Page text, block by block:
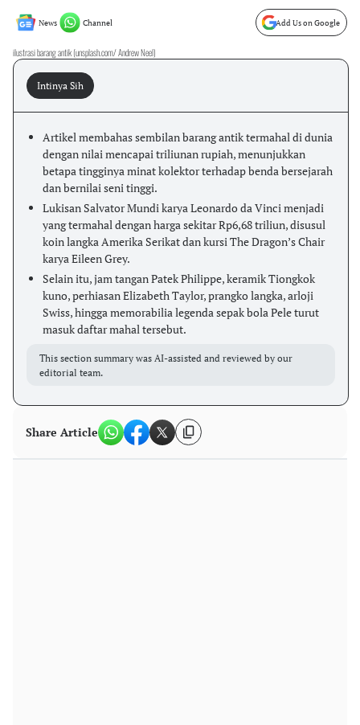
News Channel Add Us on Google
ilustrasi barang antik (unsplash.com/ Andrew Neel)
Intinya Sih
Artikel membahas sembilan barang antik termahal di dunia
dengan nilai mencapai triliunan rupiah, menunjukkan
betapa tingginya minat kolektor terhadap benda bersejarah
dan bernilai seni tinggi.
Lukisan Salvator Mundi karya Leonardo da Vinci menjadi
yang termahal dengan harga sekitar Rp6,68 triliun, disusul
koin langka Amerika Serikat dan kursi The Dragon’s Chair
karya Eileen Grey.
Selain itu, jam tangan Patek Philippe, keramik Tiongkok
kuno, perhiasan Elizabeth Taylor, prangko langka, arloji
Swiss, hingga memorabilia legenda sepak bola Pele turut
masuk daftar mahal tersebut.
This section summary was AI-assisted and reviewed by our
editorial team.
Share Article